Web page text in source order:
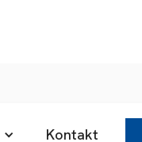
Kontakt